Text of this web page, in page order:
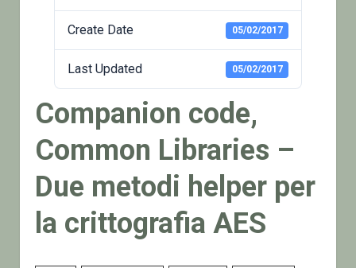
Create Date 05/02/2017
Last Updated 05/02/2017
Companion code,
Common Libraries –
Due metodi helper per
la crittografia AES